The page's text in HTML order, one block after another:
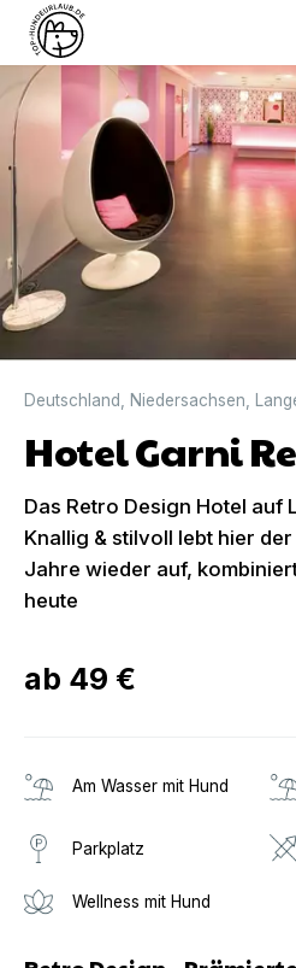
Deutschland Niedersachsen
Hotel Garni
Das Retro Design Hotel auf
Knallig & stilvoll lebt hier
Jahre wieder auf,
heute
ab 49 €
Am Wasser mit Hund
Parkplatz
Wellness mit Hund